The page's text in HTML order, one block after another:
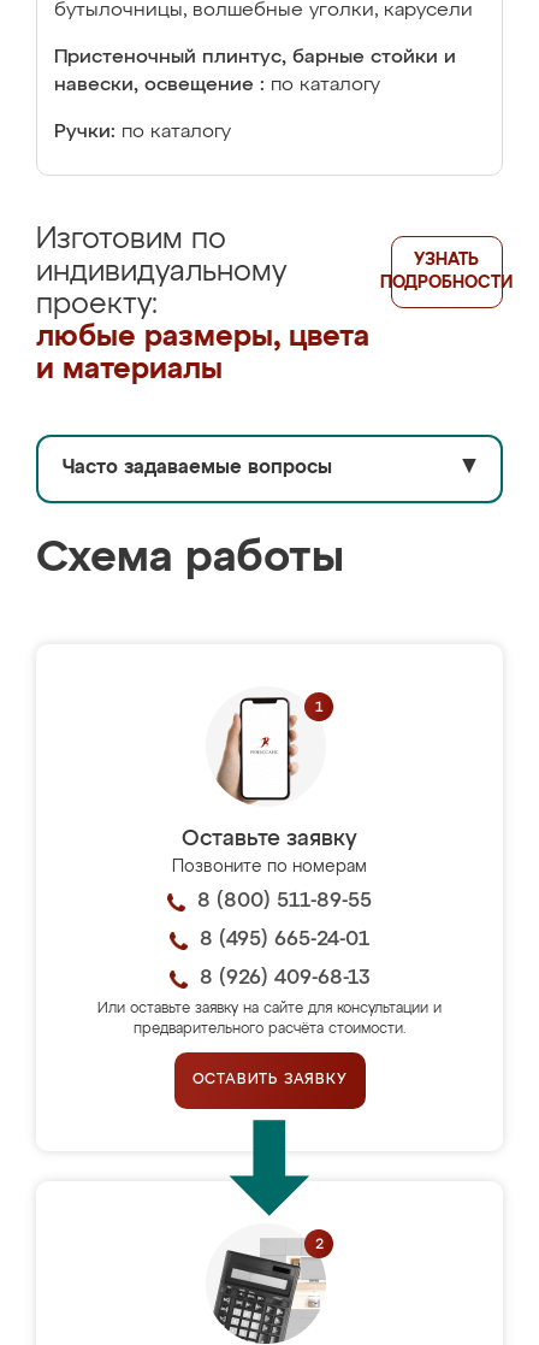
бутылочницы, волшебные уголки, карусели
Пристеночный плинтус, барные стойки и
навески, освещение : по каталогу
Ручки: по каталогу
Изготовим по
индивидуальному
проекту:
любые размеры, цвета
и материалы
УЗНАТЬ
ПОДРОБНОСТИ
Часто задаваемые вопросы ▼
Схема работы
Оставьте заявку
Позвоните по номерам
8 (800) 511-89-55
8 (495) 665-24-01
8 (926) 409-68-13
Или оставьте заявку на сайте для консультации и
предварительного расчёта стоимости.
ОСТАВИТЬ ЗАЯВКУ